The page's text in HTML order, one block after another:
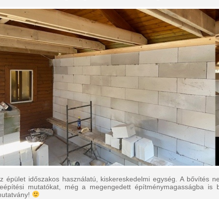
épület időszakos használatú, kiskereskedelmi egység. A bővítés
mutatókat, még a megengedett építménymagasságba is